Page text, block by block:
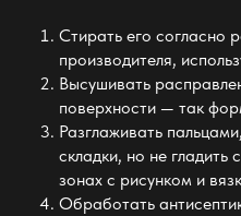
Стирать его согласно
производителя,
Высушивать
поверхности — так
Разглаживать
складки, но не гладить
зонах с рисунком и
Обработать